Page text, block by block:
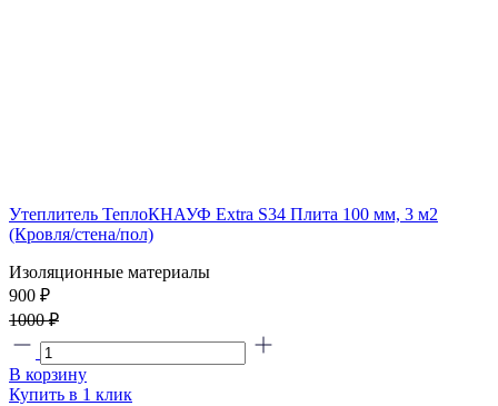
Утеплитель ТеплоКНАУФ Extra S34 Плита 100 мм, 3 м2
(Кровля/стена/пол)
Изоляционные материалы
900 ₽
1000 ₽
В корзину
Купить в 1 клик